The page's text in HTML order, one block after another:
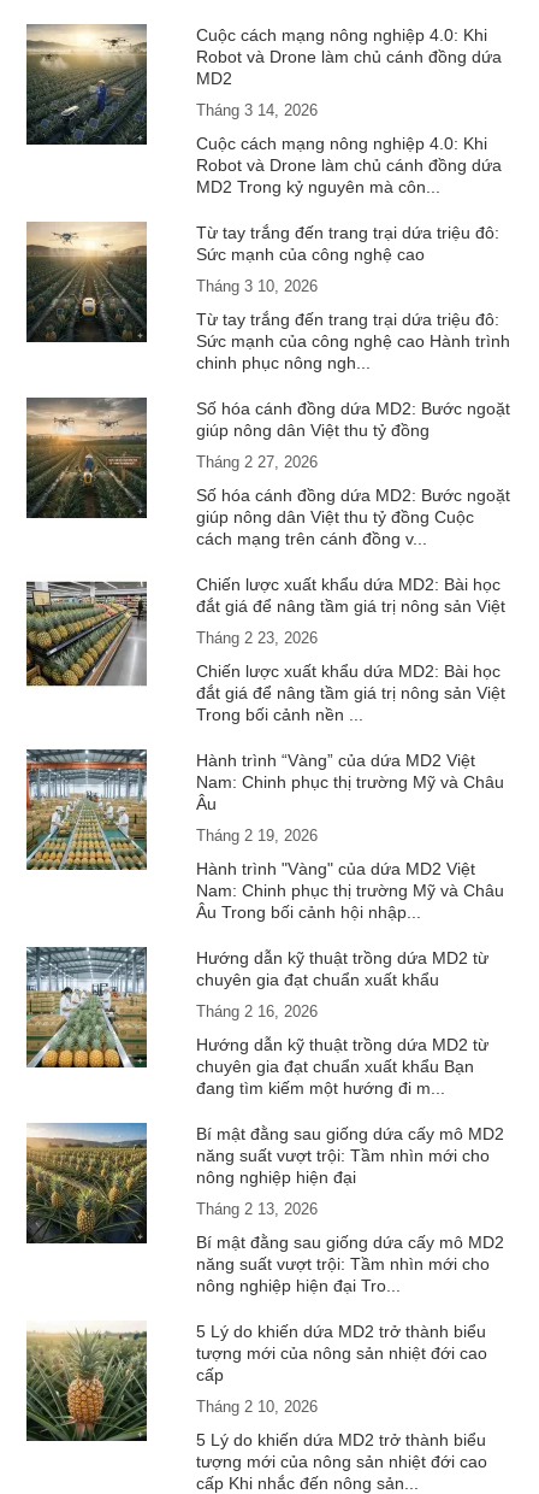
Cuộc cách mạng nông nghiệp 4.0: Khi
Robot và Drone làm chủ cánh đồng dứa
MD2
Tháng 3 14, 2026
Cuộc cách mạng nông nghiệp 4.0: Khi
Robot và Drone làm chủ cánh đồng dứa
MD2 Trong kỷ nguyên mà côn...
Từ tay trắng đến trang trại dứa triệu đô:
Sức mạnh của công nghệ cao
Tháng 3 10, 2026
Từ tay trắng đến trang trại dứa triệu đô:
Sức mạnh của công nghệ cao Hành trình
chinh phục nông ngh...
Số hóa cánh đồng dứa MD2: Bước ngoặt
giúp nông dân Việt thu tỷ đồng
Tháng 2 27, 2026
Số hóa cánh đồng dứa MD2: Bước ngoặt
giúp nông dân Việt thu tỷ đồng Cuộc
cách mạng trên cánh đồng v...
Chiến lược xuất khẩu dứa MD2: Bài học
đắt giá để nâng tầm giá trị nông sản Việt
Tháng 2 23, 2026
Chiến lược xuất khẩu dứa MD2: Bài học
đắt giá để nâng tầm giá trị nông sản Việt
Trong bối cảnh nền ...
Hành trình “Vàng” của dứa MD2 Việt
Nam: Chinh phục thị trường Mỹ và Châu
Âu
Tháng 2 19, 2026
Hành trình "Vàng" của dứa MD2 Việt
Nam: Chinh phục thị trường Mỹ và Châu
Âu Trong bối cảnh hội nhập...
Hướng dẫn kỹ thuật trồng dứa MD2 từ
chuyên gia đạt chuẩn xuất khẩu
Tháng 2 16, 2026
Hướng dẫn kỹ thuật trồng dứa MD2 từ
chuyên gia đạt chuẩn xuất khẩu Bạn
đang tìm kiếm một hướng đi m...
Bí mật đằng sau giống dứa cấy mô MD2
năng suất vượt trội: Tầm nhìn mới cho
nông nghiệp hiện đại
Tháng 2 13, 2026
Bí mật đằng sau giống dứa cấy mô MD2
năng suất vượt trội: Tầm nhìn mới cho
nông nghiệp hiện đại Tro...
5 Lý do khiến dứa MD2 trở thành biểu
tượng mới của nông sản nhiệt đới cao
cấp
Tháng 2 10, 2026
5 Lý do khiến dứa MD2 trở thành biểu
tượng mới của nông sản nhiệt đới cao
cấp Khi nhắc đến nông sản...